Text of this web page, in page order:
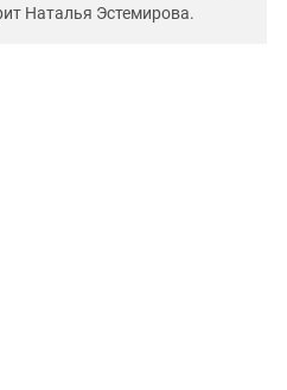
Наталья Эстемирова.